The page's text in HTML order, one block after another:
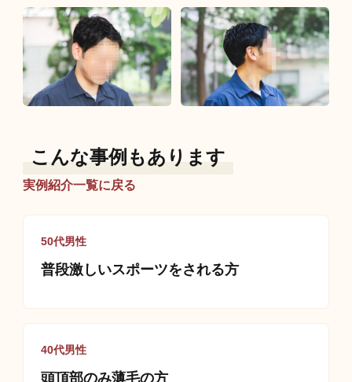
こんな事例もあります
実例紹介一覧に戻る
50代男性
普段激しいスポーツをされる方
40代男性
頭頂部のみ薄毛の方